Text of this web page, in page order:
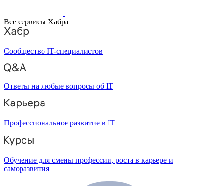
Все сервисы Хабра
Сообщество IT-специалистов
Ответы на любые вопросы об IT
Профессиональное развитие в IT
Обучение для смены профессии, роста в карьере и
саморазвития